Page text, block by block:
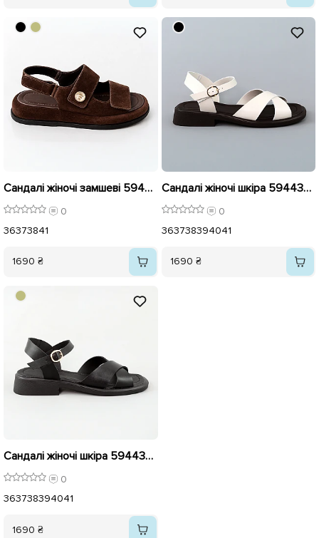
Сандалі жіночі замшеві 594435 Шоколадні
0
36373841
1690 ₴
Сандалі жіночі шкіра 594433 Бежеві Коричневі
0
363738394041
1690 ₴
Сандалі жіночі шкіра 594434 Чорні
0
363738394041
1690 ₴